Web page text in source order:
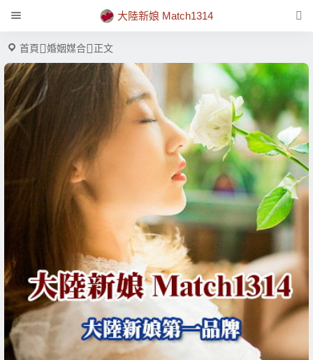
大陸新娘 Match1314
首頁 婚姻媒合 正文